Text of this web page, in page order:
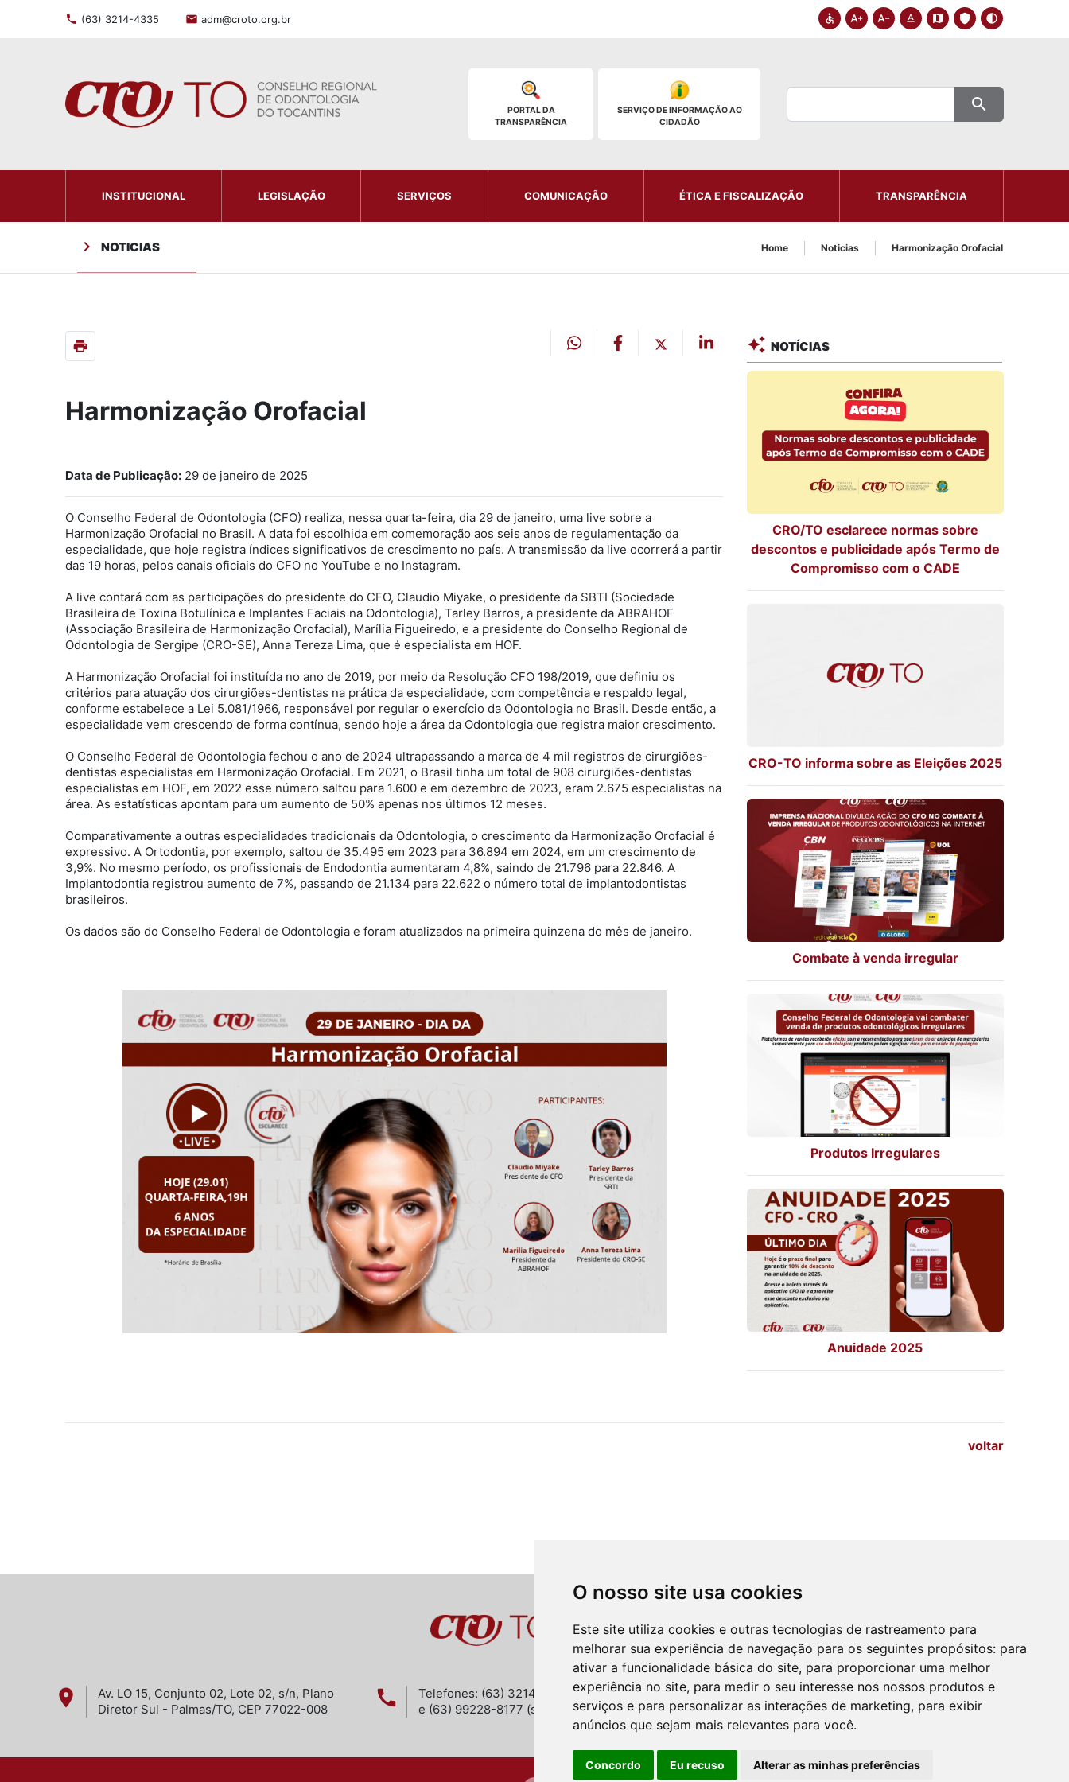
O nosso site usa cookies
Este site utiliza cookies e outras tecnologias de rastreamento para
melhorar sua experiência de navegação para os seguintes propósitos: para
ativar a funcionalidade básica do site, para proporcionar uma melhor
experiência no site, para medir o seu interesse nos nossos produtos e
serviços e para personalizar as interações de marketing, para exibir
anúncios que sejam mais relevantes para você.
Concordo Eu recuso Alterar as minhas preferências
phone (63) 3214-4335 mail adm@croto.org.br accessible text_increase text_decrease text_format map shield contrast
PORTAL DA
TRANSPARÊNCIA
SERVIÇO DE INFORMAÇÃO AO
CIDADÃO
search
INSTITUCIONAL LEGISLAÇÃO SERVIÇOS COMUNICAÇÃO ÉTICA E FISCALIZAÇÃO TRANSPARÊNCIA
chevron_right NOTICIAS Home Noticias Harmonização Orofacial
print
Harmonização Orofacial
Data de Publicação: 29 de janeiro de 2025
O Conselho Federal de Odontologia (CFO) realiza, nessa quarta-feira, dia 29 de janeiro, uma live sobre a
Harmonização Orofacial no Brasil. A data foi escolhida em comemoração aos seis anos de regulamentação da
especialidade, que hoje registra índices significativos de crescimento no país. A transmissão da live ocorrerá a partir
das 19 horas, pelos canais oficiais do CFO no YouTube e no Instagram.
A live contará com as participações do presidente do CFO, Claudio Miyake, o presidente da SBTI (Sociedade
Brasileira de Toxina Botulínica e Implantes Faciais na Odontologia), Tarley Barros, a presidente da ABRAHOF
(Associação Brasileira de Harmonização Orofacial), Marília Figueiredo, e a presidente do Conselho Regional de
Odontologia de Sergipe (CRO-SE), Anna Tereza Lima, que é especialista em HOF.
A Harmonização Orofacial foi instituída no ano de 2019, por meio da Resolução CFO 198/2019, que definiu os
critérios para atuação dos cirurgiões-dentistas na prática da especialidade, com competência e respaldo legal,
conforme estabelece a Lei 5.081/1966, responsável por regular o exercício da Odontologia no Brasil. Desde então, a
especialidade vem crescendo de forma contínua, sendo hoje a área da Odontologia que registra maior crescimento.
O Conselho Federal de Odontologia fechou o ano de 2024 ultrapassando a marca de 4 mil registros de cirurgiões-
dentistas especialistas em Harmonização Orofacial. Em 2021, o Brasil tinha um total de 908 cirurgiões-dentistas
especialistas em HOF, em 2022 esse número saltou para 1.600 e em dezembro de 2023, eram 2.675 especialistas na
área. As estatísticas apontam para um aumento de 50% apenas nos últimos 12 meses.
Comparativamente a outras especialidades tradicionais da Odontologia, o crescimento da Harmonização Orofacial é
expressivo. A Ortodontia, por exemplo, saltou de 35.495 em 2023 para 36.894 em 2024, em um crescimento de
3,9%. No mesmo período, os profissionais de Endodontia aumentaram 4,8%, saindo de 21.796 para 22.846. A
Implantodontia registrou aumento de 7%, passando de 21.134 para 22.622 o número total de implantodontistas
brasileiros.
Os dados são do Conselho Federal de Odontologia e foram atualizados na primeira quinzena do mês de janeiro.
auto_awesome NOTÍCIAS
CRO/TO esclarece normas sobre
descontos e publicidade após Termo de
Compromisso com o CADE
CRO-TO informa sobre as Eleições 2025
Combate à venda irregular
Produtos Irregulares
Anuidade 2025
voltar
place
Av. LO 15, Conjunto 02, Lote 02, s/n, Plano
Diretor Sul - Palmas/TO, CEP 77022-008
call
Telefones: (63) 3214-4335 , (63) 3214-1914
e (63) 99228-8177 (somente whastapp)
schedule
Segunda-feira a Sexta-feira das 08:00 às
14:00 (sem fechar ao meio-dia)